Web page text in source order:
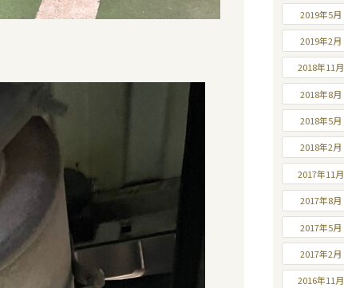
2019年5月
2019年2月
2018年11月
2018年8月
2018年5月
2018年2月
2017年11月
2017年8月
2017年5月
2017年2月
2016年11月